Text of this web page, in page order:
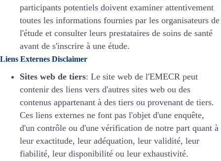
participants potentiels doivent examiner attentivement
toutes les informations fournies par les organisateurs de
l'étude et consulter leurs prestataires de soins de santé
avant de s'inscrire à une étude.
Liens Externes Disclaimer
Sites web de tiers: Le site web de l'EMECR peut
contenir des liens vers d'autres sites web ou des
contenus appartenant à des tiers ou provenant de tiers.
Ces liens externes ne font pas l'objet d'une enquête,
d'un contrôle ou d'une vérification de notre part quant à
leur exactitude, leur adéquation, leur validité, leur
fiabilité, leur disponibilité ou leur exhaustivité.